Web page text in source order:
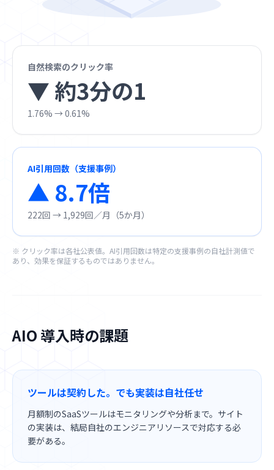
自然検索のクリック率
▼ 約3分の1
1.76% → 0.61%
AI引用回数（支援事例）
▲ 8.7倍
222回 → 1,929回／月（5か月）
※ クリック率は各社公表値。AI引用回数は特定の支援事例の自社計測値で
あり、効果を保証するものではありません。
AIO 導入時の課題
ツールは契約した。でも実装は自社任せ
月額制のSaaSツールはモニタリングや分析まで。サイト
の実装は、結局自社のエンジニアリソースで対応する必
要がある。